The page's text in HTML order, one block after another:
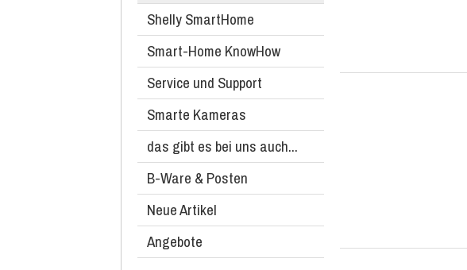
Shelly SmartHome
Smart-Home KnowHow
Service und Support
Smarte Kameras
das gibt es bei uns auch...
B-Ware & Posten
Neue Artikel
Angebote